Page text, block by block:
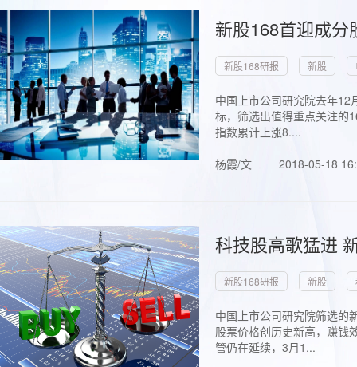
新股168首迎成
新股168研报 新股
中国上市公司研究院去年
标，筛选出值得重点关注的
指数累计上涨8....
杨霞/文
2018-05-18
科技股高歌猛进
新股168研报 新股
中国上市公司研究院筛选的
股票价格创历史新高，赚钱
管仍在延续，3月1...